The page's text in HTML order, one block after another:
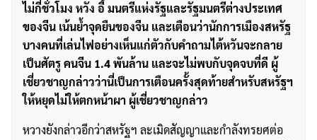
ไม่กี่ชั่วโมง หวัง อี้ มนตรีแห่งรัฐและรัฐมนตรีต่างประเทศ
ของจีน เน้นย้ำจุดยืนของจีน และเตือนว่านักการเมืองสหรัฐ
บางคนที่เล่นไฟอย่างเห็นแก่ตัวกับคำถามไต้หวันจะกลาย
เป็นศัตรู คนจีน 1.4 พันล้าน และจะไม่พบกับจุดจบที่ดี ผู้
เชี่ยวชาญกล่าวว่านี่เป็นการเตือนครั้งสุดท้ายสำหรับสหรัฐฯ
ให้หยุดไม่ให้ตกหน้าผา ผู้เชี่ยวชาญกล่าว
หวางยังกล่าวอีกว่าสหรัฐฯ ละเมิดสัญญาและกำลังทรยศต่อ